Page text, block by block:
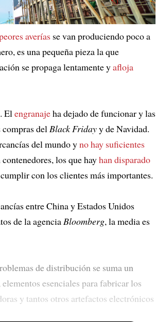
averías se van produciendo poco a
es una pequeña pieza la que
se propaga lentamente yafloja
El engranajeha dejado de funcionar y las
del Black Fridayy de Navidad.
del mundo yno hay suficientes
los que hayhan disparado
con los clientes más importantes.
entre China y Estados Unidos
de la agencia Bloomberg, la media es
de distribución se suma un
esenciales para fabricar los
y tantos otros artefactos electrónicos